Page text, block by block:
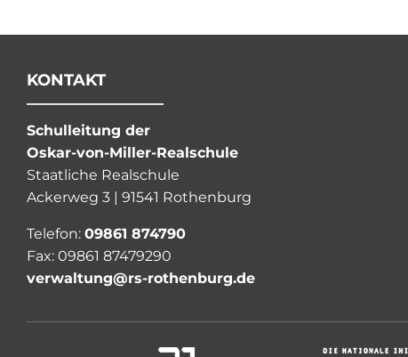
KONTAKT
Schulleitung der
Oskar-von-Miller-Realschule
Staatliche Realschule
Ackerweg 3 | 91541 Rothenburg
Telefon: 09861 874790
Fax: 09861 87479290
verwaltung@rs-rothenburg.de